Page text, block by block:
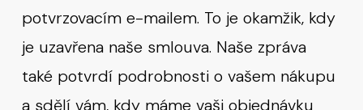
potvrzovacím e-mailem. To je okamžik, kdy
je uzavřena naše smlouva. Naše zpráva
také potvrdí podrobnosti o vašem nákupu
a sdělí vám, kdy máme vaši objednávku